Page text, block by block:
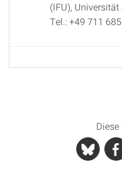
(IFU),
Tel.: +49 711
Diese